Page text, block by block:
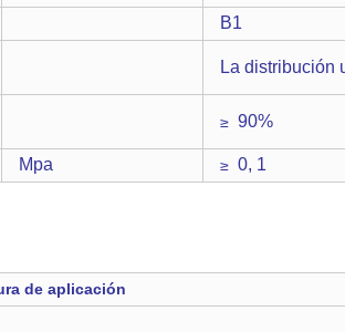
B1
La distribución
≥ 90%
Mpa ≥ 0, 1
de aplicación